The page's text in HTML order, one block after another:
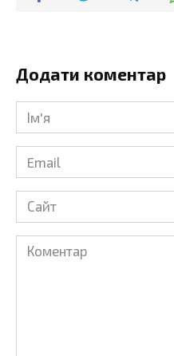
Додати коментар
Ім'я
Email
Сайт
Коментар